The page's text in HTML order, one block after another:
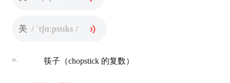
美 / ˈtʃɑːpstɪks /
n. 筷子（chopstick 的复数）